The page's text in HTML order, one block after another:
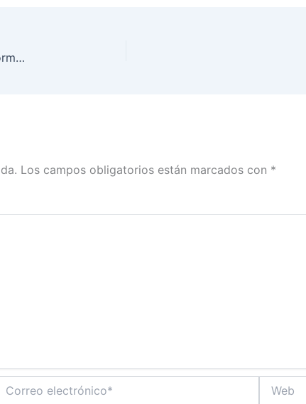
INE Coahuila acerca módulos móviles a colonias que forman parte del reseccionamiento electoral
Los campos obligatorios están marcados con *